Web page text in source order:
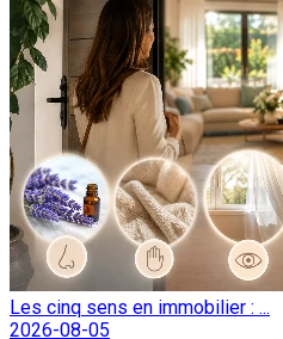
Les cinq sens en immobilier : ...
2026-08-05